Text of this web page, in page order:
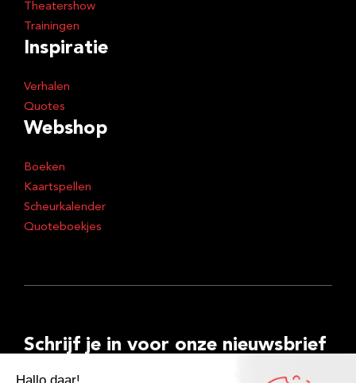
Theatershow
Trainingen
Inspiratie
Verhalen
Quotes
Webshop
Boeken
Kaartspellen
Scheurkalender
Quoteboekjes
Schrijf je in voor onze nieuwsbrief